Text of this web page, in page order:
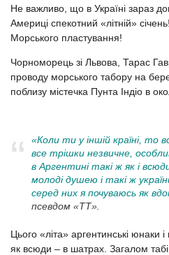
Не важливо, що в Україні зараз
Америці спекотний «літній»
Морського пластування!
Чорноморець зі Львова, Тарас
проводу морського табору на
поблизу містечка Пунта Індіо в
«Коли ти у іншій країні, то
все трішки незвичне,
в Аргентині такі ж як і
молоді душею і такі ж
серед них я почуваюсь як
псевдом «ТТ».
Цього «літа» аргентинські
як всюди – в шатрах. Загалом